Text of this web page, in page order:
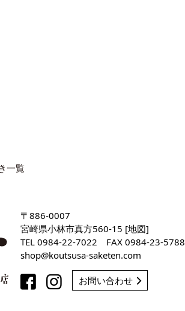
一覧
〒886-0007
宮崎県小林市真方560-15 [地図]
TEL 0984-22-7022
FAX 0984-23-5788
shop
koutsusa-saketen com
お問い合わせ